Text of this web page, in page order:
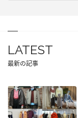
LATEST
最新の記事